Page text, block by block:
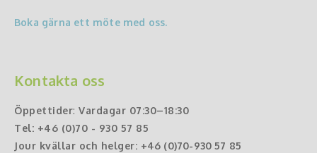
Boka gärna ett möte med oss.
Kontakta oss
Öppettider: Vardagar 07:30–18:30
Tel: +46 (0)70 - 930 57 85
Jour kvällar och helger: +46 (0)70-930 57 85